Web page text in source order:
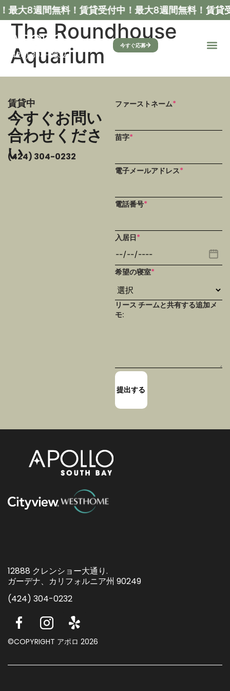
最大8週間無料！ 賃貸受付中！最大8週間無料！ 賃貸
(424) 304-0232
今すぐ応募
The Roundhouse
Aquarium
賃貸中
今すぐお問い
合わせくださ
い
(424) 304-0232
ファーストネーム*
苗字*
電子メールアドレス*
電話番号*
入居日*
希望の寝室*
リース チームと共有する追加メ
モ:
12888 クレンショー大通り.
ガーデナ、カリフォルニア州 90249
(424) 304-0232
©COPYRIGHT アポロ 2026